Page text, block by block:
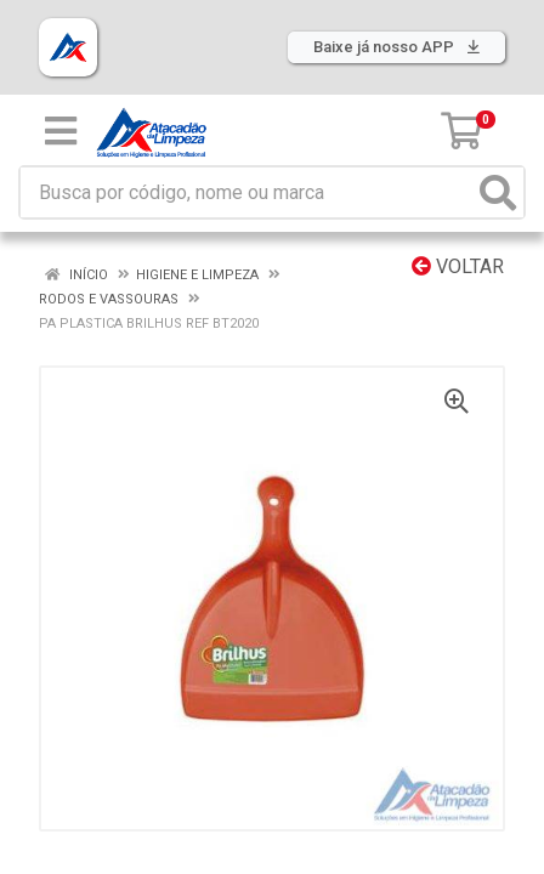
Baixe já nosso APP
0
VOLTAR
INÍCIO
HIGIENE E LIMPEZA
RODOS E VASSOURAS
PA PLASTICA BRILHUS REF BT2020